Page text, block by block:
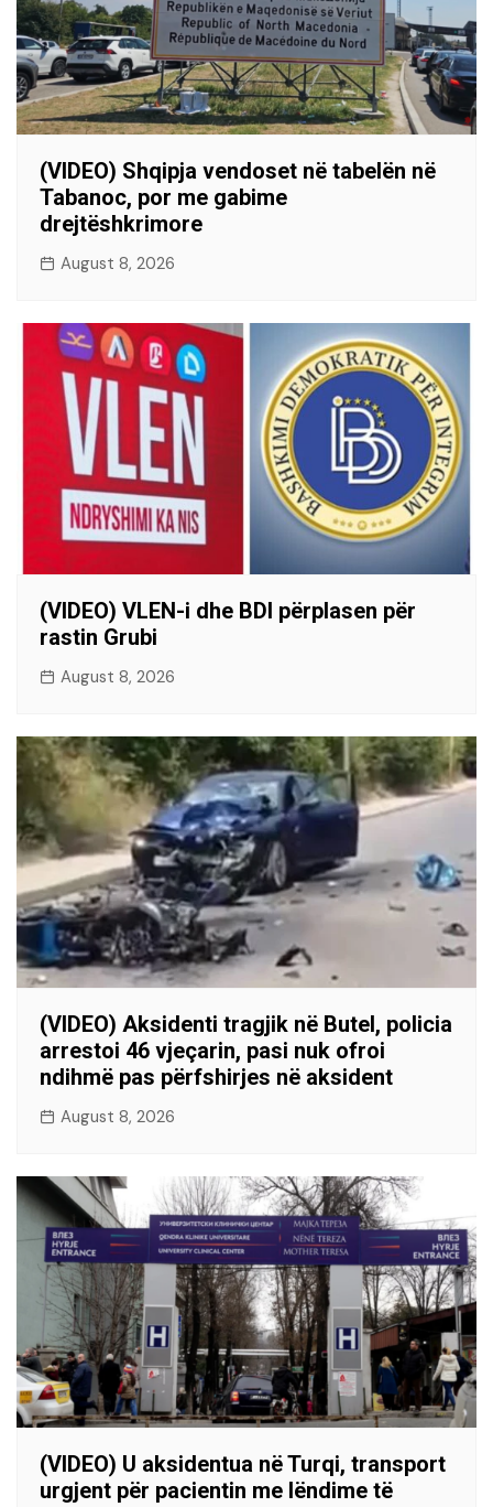
(VIDEO) Shqipja vendoset në tabelën në
Tabanoc, por me gabime
drejtëshkrimore
August 8, 2026
(VIDEO) VLEN-i dhe BDI përplasen për
rastin Grubi
August 8, 2026
(VIDEO) Aksidenti tragjik në Butel, policia
arrestoi 46 vjeçarin, pasi nuk ofroi
ndihmë pas përfshirjes në aksident
August 8, 2026
(VIDEO) U aksidentua në Turqi, transport
urgjent për pacientin me lëndime të